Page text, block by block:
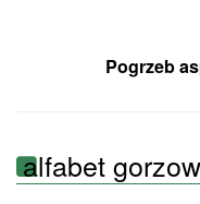
Pogrzeb
alfabet